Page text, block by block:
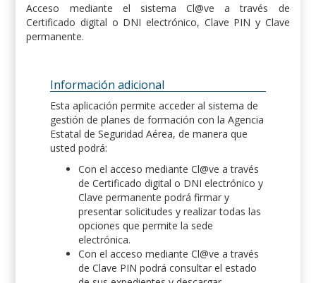
Acceso mediante el sistema Cl@ve a través de
Certificado digital o DNI electrónico, Clave PIN y Clave
permanente.
Información adicional
Esta aplicación permite acceder al sistema de
gestión de planes de formación con la Agencia
Estatal de Seguridad Aérea, de manera que
usted podrá:
Con el acceso mediante Cl@ve a través
de Certificado digital o DNI electrónico y
Clave permanente podrá firmar y
presentar solicitudes y realizar todas las
opciones que permite la sede
electrónica.
Con el acceso mediante Cl@ve a través
de Clave PIN podrá consultar el estado